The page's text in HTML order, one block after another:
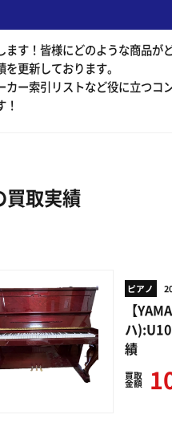
す！皆様にどのような商品が
更新しております。
ー索引リストなど役に立つコ
買取実績
ピアノ
【
ハ
績
買取
金額